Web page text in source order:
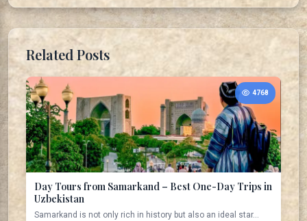
Related Posts
4768
Day Tours from Samarkand – Best One-Day Trips in
Uzbekistan
Samarkand is not only rich in history but also an ideal star...